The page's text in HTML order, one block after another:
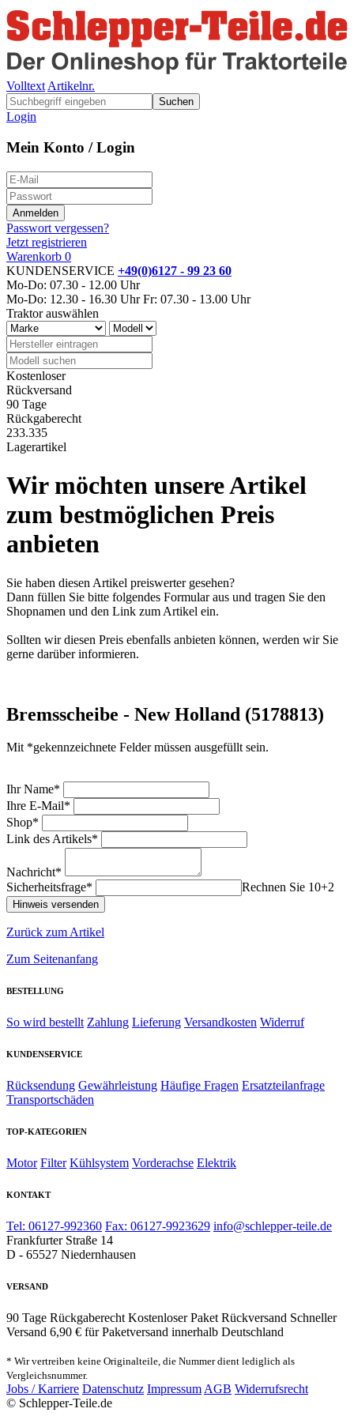
Volltext Artikelnr.
Suchen
Login
Mein Konto / Login
Passwort vergessen?
Jetzt registrieren
Warenkorb 0
KUNDENSERVICE +49(0)6127 - 99 23 60
Mo-Do: 07.30 - 12.00 Uhr
Mo-Do: 12.30 - 16.30 Uhr Fr: 07.30 - 13.00 Uhr
Traktor auswählen
Kostenloser
Rückversand
90 Tage
Rückgaberecht
233.335
Lagerartikel
Wir möchten unsere Artikel
zum bestmöglichen Preis
anbieten
Sie haben diesen Artikel preiswerter gesehen?
Dann füllen Sie bitte folgendes Formular aus und tragen Sie den
Shopnamen und den Link zum Artikel ein.
Sollten wir diesen Preis ebenfalls anbieten können, werden wir Sie
gerne darüber informieren.
Bremsscheibe - New Holland (5178813)
Mit *gekennzeichnete Felder müssen ausgefüllt sein.
Ihr Name*
Ihre E-Mail*
Shop*
Link des Artikels*
Nachricht*
Sicherheitsfrage*
Rechnen Sie 10+2
Zurück zum Artikel
Zum Seitenanfang
BESTELLUNG
So wird bestellt Zahlung Lieferung Versandkosten Widerruf
KUNDENSERVICE
Rücksendung Gewährleistung Häufige Fragen Ersatzteilanfrage
Transportschäden
TOP-KATEGORIEN
Motor Filter Kühlsystem Vorderachse Elektrik
KONTAKT
Tel: 06127-992360 Fax: 06127-9923629 info@schlepper-teile.de
Frankfurter Straße 14
D - 65527 Niedernhausen
VERSAND
90 Tage Rückgaberecht Kostenloser Paket Rückversand Schneller
Versand 6,90 € für Paketversand innerhalb Deutschland
* Wir vertreiben keine Originalteile, die Nummer dient lediglich als
Vergleichsnummer.
Jobs / Karriere Datenschutz Impressum AGB Widerrufsrecht
© Schlepper-Teile.de